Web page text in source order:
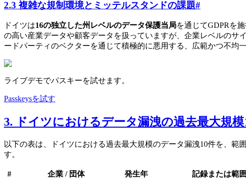
2.3 複雑な規制環境とミッテルスタンドの課題#
ドイツは16の独立した州レベルのデータ保護当局を通じてGDPRを
の高い産業データや顧客データを扱っていますが、企業レベルの
ードパーティのベクターを通じて積極的に悪用する、広範かつ不均
ライブデモでパスキーを試せます。
Passkeysを試す
3. ドイツにおけるデータ漏洩の過去最大規模
以下の表は、ドイツにおける過去最大規模のデータ漏洩10件を、
す。
# 企業 / 団体 発生年 記録または範囲